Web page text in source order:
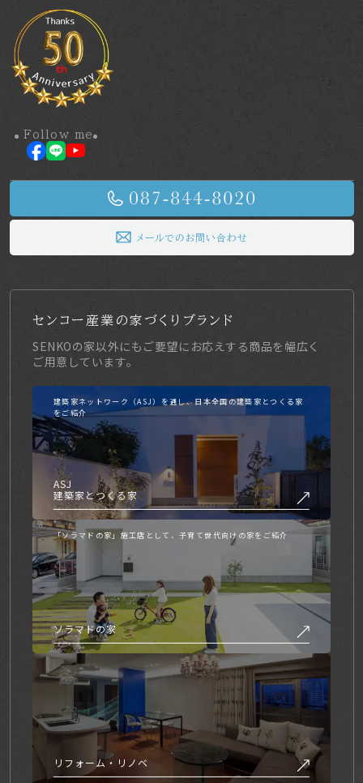
を拒否することができますが、それによりウェブサイトのご
利用が正常にできない場合がありますのでご注意下さい。
Google を含む第三者配信事業者は Cookieを使用して、当
ウェブサイトへの過去のアクセス情報に基づいてインターネ
ット上のさまざまなサイトに当社の広告を配信することがあ
ります。Google広告または、Network
Advertising Initiative のオプトアウトページにアクセスし
無効にできます。
断使用を固く禁じます。
当社のホームページ上の文書（商品画像情報等含む）に関す
る著作権は、特別の記載がない限り、すべて当社ならびにサ
く際には、非営利目的およびお客様内部の使用に限り、これ
らの文書を複製することができます。
文書に当社の著作権の表示がされている場合は、当該著作権
の表示を付したまま複製していただくことが必要です。営利
目的による複製、あるいは翻訳、有線送信等、上記以外の著
作権法上の利用はできませんので、ご注意ください。
免責事項
当社は、当社が運営/管理するウェブサイト（以下、「本サ
イト」といいます）の運営にあたり、下記の各条項に定める
事項については、免責されるものとします。
本サイトをご利用のお客様（以下、単に「お客様」といいま
す）は、本免責事項の内容をご承諾頂いたものと見なします
ので、ご了承ください。
第一条
Follow me
メールでのお問い合わせ
センコー産業の家づくりブランド
SENKOの家以外にもご要望にお応えする商品を幅広く
ご用意しています。
建築家ネットワーク（ASJ）を通し、日本全国の建築家とつくる家
をご紹介
ASJ
建築家とつくる家
「ソラマドの家」施工店として、子育て世代向けの家をご紹介
ソラマドの家
リフォーム・リノベ